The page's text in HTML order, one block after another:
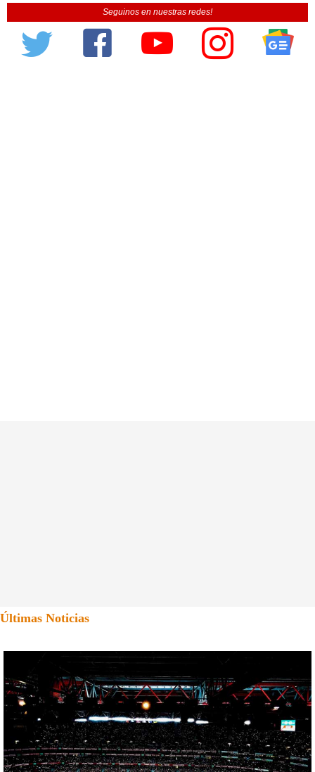
Seguinos en nuestras redes!
Últimas Noticias